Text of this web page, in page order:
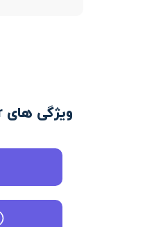
ویژگی های Magic Bookifier